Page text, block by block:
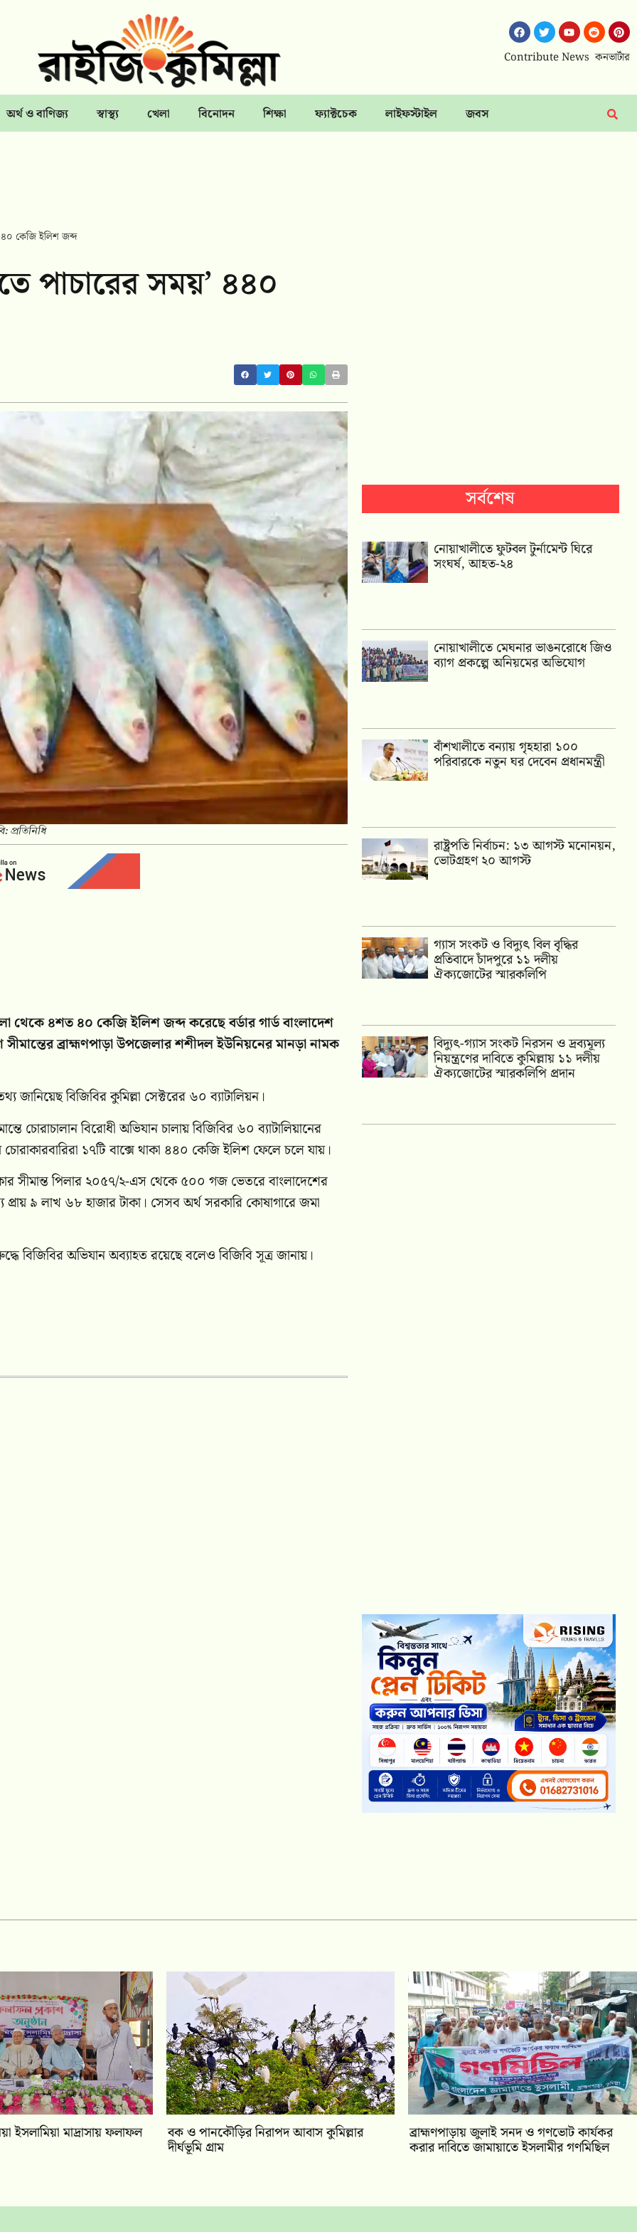
Contribute News কনভার্টার
অর্থ ও বাণিজ্য স্বাস্থ্য খেলা বিনোদন শিক্ষা ফ্যাক্টচেক লাইফস্টাইল জবস
৪৪০ কেজি ইলিশ জব্দ
পাচারের সময়’ ৪৪০
প্রতিনিধি
থেকে ৪শত ৪০ কেজি ইলিশ জব্দ করেছে বর্ডার গার্ড বাংলাদেশ
ব্রাহ্মণপাড়া উপজেলার শশীদল ইউনিয়নের মানড়া নামক
বিজিবির কুমিল্লা সেক্টরের ৬০ ব্যাটালিয়ন।
চোরাচালান বিরোধী অভিযান চালায় বিজিবির ৬০ ব্যাটালিয়ানের
১৭টি বাক্সে থাকা ৪৪০ কেজি ইলিশ ফেলে চলে যায়।
সীমান্ত পিলার ২০৫৭/২-এস থেকে ৫০০ গজ ভেতরে বাংলাদেশের
৯ লাখ ৬৮ হাজার টাকা। সেসব অর্থ সরকারি কোষাগারে জমা
বিজিবির অভিযান অব্যাহত রয়েছে বলেও বিজিবি সূত্র জানায়।
সর্বশেষ
নোয়াখালীতে ফুটবল টুর্নামেন্ট ঘিরে
সংঘর্ষ, আহত-২৪
নোয়াখালীতে মেঘনার ভাঙনরোধে জিও
ব্যাগ প্রকল্পে অনিয়মের অভিযোগ
বাঁশখালীতে বন্যায় গৃহহারা ১০০
পরিবারকে নতুন ঘর দেবেন প্রধানমন্ত্রী
রাষ্ট্রপতি নির্বাচন: ১৩ আগস্ট মনোনয়ন,
ভোটগ্রহণ ২০ আগস্ট
গ্যাস সংকট ও বিদ্যুৎ বিল বৃদ্ধির
প্রতিবাদে চাঁদপুরে ১১ দলীয়
ঐক্যজোটের স্মারকলিপি
‎বিদ্যুৎ-গ্যাস সংকট নিরসন ও দ্রব্যমূল্য
নিয়ন্ত্রণের দাবিতে কুমিল্লায় ১১ দলীয়
ঐক‍্যজোটের স্মারকলিপি প্রদান
ইসলামিয়া মাদ্রাসায় ফলাফল বক ও পানকৌড়ির নিরাপদ আবাস কুমিল্লার
দীর্ঘভূমি গ্রাম
‎ব্রাহ্মণপাড়ায় জুলাই সনদ ও গণভোট কার্যকর
করার দাবিতে জামায়াতে ইসলামীর গণমিছিল